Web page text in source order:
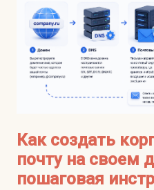
Как создать
почту на своем
пошаговая